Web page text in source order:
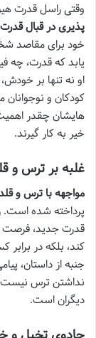
وقتی راسل قدرت
پذیری در قبال قدرت
خود برای مقاصد
یابد که قدرت، چه
او نه تنها بر
کودکان و نوجوانان
هایشان چقدر
خیر به کار گیرند.
غلبه بر ترس و
مواجهه با ترس و
پرداخته شده است.
قدرت جدید، فرصت
کند، بلکه در برابر
جنبه از داستان،
نداشتن ترس نیست،
دیگران است.